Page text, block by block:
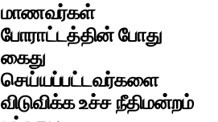
மாணவர்கள்
போராட்டத்தின் போது
கைது
செய்யப்பட்டவர்களை
விடுவிக்க உச்ச நீதிமன்றம்